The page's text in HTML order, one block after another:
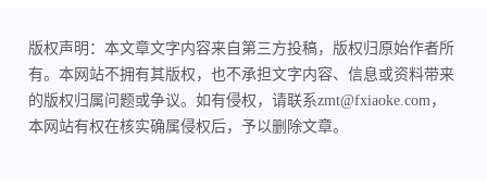
版权声明：本文章文字内容来自第三方投稿，版权归原始作者所
有。本网站不拥有其版权，也不承担文字内容、信息或资料带来
的版权归属问题或争议。如有侵权，请联系zmt@fxiaoke.com，
本网站有权在核实确属侵权后，予以删除文章。